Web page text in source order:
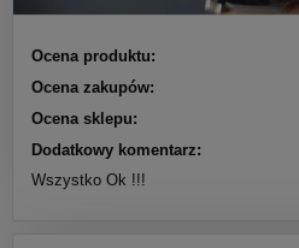
Ocena produktu:
Ocena zakupów:
Ocena sklepu:
Dodatkowy komentarz:
Wszystko Ok !!!